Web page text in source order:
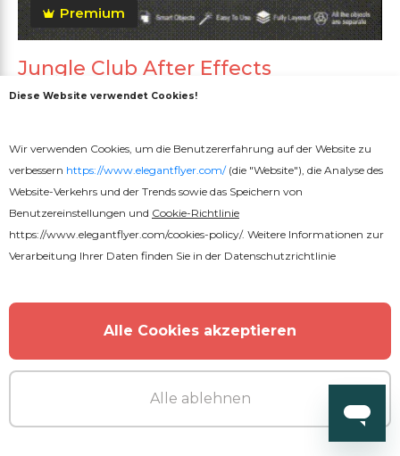
Premium
Jungle Club After Effects
Diese Website verwendet Cookies!
Wir verwenden Cookies, um die Benutzererfahrung auf der Website zu
verbessern https://www.elegantflyer.com/(die "Website"), die Analyse des
Website-Verkehrs und der Trends sowie das Speichern von
Benutzereinstellungen und Cookie-Richtlinie
https://www.elegantflyer.com/cookies-policy/. Weitere Informationen zur
Verarbeitung Ihrer Daten finden Sie in der Datenschutzrichtlinie
Alle Cookies akzeptieren
Alle ablehnen